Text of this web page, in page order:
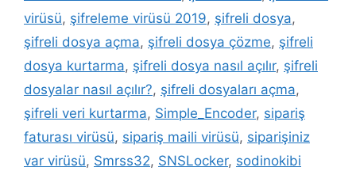
virüsü, şifreleme virüsü 2019, şifreli dosya,
şifreli dosya açma, şifreli dosya çözme, şifreli
dosya kurtarma, şifreli dosya nasıl açılır, şifreli
dosyalar nasıl açılır?, şifreli dosyaları açma,
şifreli veri kurtarma, Simple_Encoder, sipariş
faturası virüsü, sipariş maili virüsü, siparişiniz
var virüsü, Smrss32, SNSLocker, sodinokibi